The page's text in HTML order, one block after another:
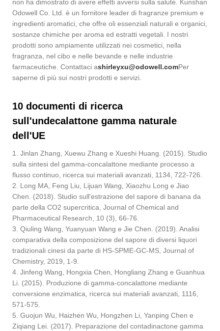
non ha dimostrato di avere effetti avversi sulla salute. Kunshan
Odowell Co. Ltd. è un fornitore leader di fragranze premium e
ingredienti aromatici, che offre oli essenziali naturali e organici,
sostanze chimiche per aroma ed estratti vegetali. I nostri
prodotti sono ampiamente utilizzati nei cosmetici, nella
fragranza, nel cibo e nelle bevande e nelle industrie
farmaceutiche. Contattaci ashirleyxu@odowell.comPer
saperne di più sui nostri prodotti e servizi.
10 documenti di ricerca
sull'undecalattone gamma naturale
dell'UE
1. Jinlan Zhang, Xuewu Zhang e Xueshi Huang. (2015). Studio
sulla sintesi del gamma-concalattone mediante processo a
flusso continuo, ricerca sui materiali avanzati, 1134, 722-726.
2. Long MA, Feng Liu, Lijuan Wang, Xiaozhu Long e Jiao
Chen. (2018). Studio sull'estrazione del sapore di banana da
parte della CO2 supercritica, Journal of Chemical and
Pharmaceutical Research, 10 (3), 66-76.
3. Qiuling Wang, Yuanyuan Wang e Jie Chen. (2019). Analisi
comparativa della composizione del sapore di diversi liquori
tradizionali cinesi da parte di HS-SPME-GC-MS, Journal of
Chemistry, 2019, 1-9.
4. Jinfeng Wang, Hongxia Chen, Hongliang Zhang e Guanhua
Li. (2015). Produzione di gamma-concalattone mediante
conversione enzimatica, ricerca sui materiali avanzati, 1116,
571-575.
5. Guojun Wu, Haizhen Wu, Hongzhen Li, Yanping Chen e
Ziqiang Lei. (2017). Preparazione del contadinactone gamma